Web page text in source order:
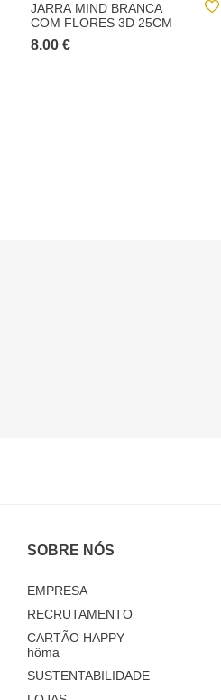
JARRA MIND BRANCA
COM FLORES 3D 25CM
8.00 €
SOBRE NÓS
EMPRESA
RECRUTAMENTO
CARTÃO HAPPY
hôma
SUSTENTABILIDADE